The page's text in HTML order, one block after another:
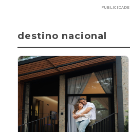
PUBLICIDADE
destino nacional